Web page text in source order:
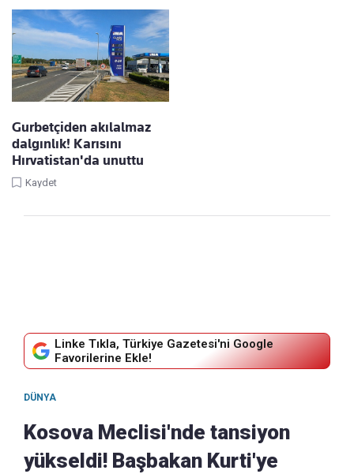
Gurbetçiden akılalmaz
dalgınlık! Karısını
Hırvatistan'da unuttu
Kaydet
Linke Tıkla, Türkiye Gazetesi'ni Google
Favorilerine Ekle!
DÜNYA
Kosova Meclisi'nde tansiyon
yükseldi! Başbakan Kurti'ye